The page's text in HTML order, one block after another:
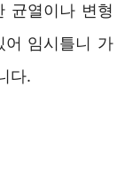
균열이나 변형
어 임시틀니 가
다.